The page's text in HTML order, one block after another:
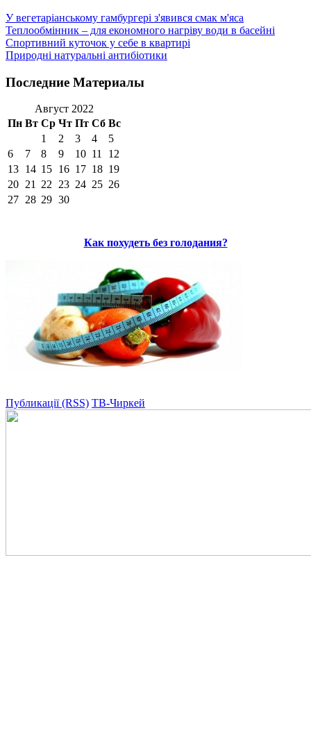
У вегетаріанському гамбургері з'явився смак м'яса
Теплообмінник – для економного нагріву води в басейні
Спортивний куточок у себе в квартирі
Природні натуральні антибіотики
Последние Материалы
Август 2022
Пн Вт Ср Чт Пт Сб Вс
1
2 3 4
5
6
7 8 9 10 11
12
13 14 15 16 17 18 19
20 21 22 23 24 25 26
27 28 29 30
Как похудеть без голодания?
Публикації (RSS) ТВ-Чиркей